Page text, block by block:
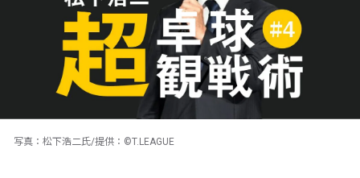
写真：松下浩二氏/提供：©T.LEAGUE